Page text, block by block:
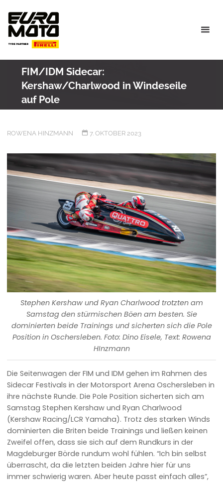
content
FIM/IDM Sidecar:
Kershaw/Charlwood in Windeseile
auf Pole
ROWENA HINZMANN 7. OKTOBER 2023
Stephen Kershaw und Ryan Charlwood trotzten am
Samstag den stürmischen Böen am besten. Sie
dominierten beide Trainings und sicherten sich die Pole
Position in Oschersleben. Foto: Dino Eisele, Text: Rowena
HInzmann
Die Seitenwagen der FIM und IDM gehen im Rahmen des
Sidecar Festivals in der Motorsport Arena Oschersleben in
ihre nächste Runde. Die Pole Position sicherten sich am
Samstag Stephen Kershaw und Ryan Charlwood
(Kershaw Racing/LCR Yamaha). Trotz des starken Winds
dominierten die Briten beide Trainings und ließen keinen
Zweifel offen, dass sie sich auf dem Rundkurs in der
Magdeburger Börde rundum wohl fühlen. “Ich bin selbst
überrascht, da die letzten beiden Jahre hier für uns
immer schwierig waren. Aber heute passt einfach alles”,